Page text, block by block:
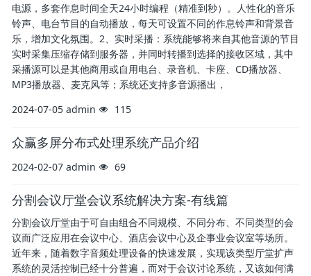
电源，多套作息时间全天24小时编程（精准到秒）。人性化的音乐
铃声、电台节目的自动播放，每天可设置不同的作息铃声和背景音
乐，增加文化氛围。2、实时采播：系统能够将来自其他音源的节目
实时采集压缩存储到服务器，并同时转播到选择的接收区域，其中
采播源可以是其他商用或自用电台、录音机、卡座、CD播放器、
MP3播放器、麦克风等；系统还支持多音源播出，
2024-07-05 admin 115
众赢多屏分布式处理系统产品介绍
2024-02-07 admin 69
分割会议厅堂会议系统解决方案-有线篇
分割会议厅堂由于可自由组合不同规模、不同分布、不同类型的会
议而广泛应用在会议中心、酒店会议中心及企事业会议室等场所。
近年来，随着数字音频处理设备的快速发展，实现该类型厅堂扩声
系统的灵活控制已经十分普遍，而对于会议讨论系统，又该如何满